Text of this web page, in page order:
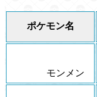
ポケモン名
モンメン